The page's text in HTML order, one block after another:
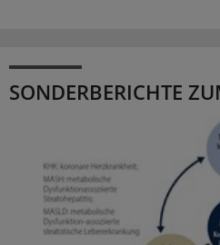
SONDERBERICHTE